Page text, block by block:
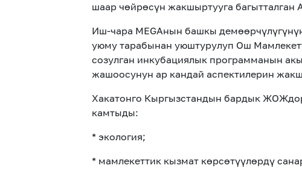
шаар чөйрөсүн жакшыртууга
Иш-чара MEGAнын башкы
уюму тарабынан уюштурулуп Ош
созулган инкубациялык программанын
жашоосунун ар кандай аспектилерин
Хакатонго Кыргызстандын бардык
камтыды:
* экология;
* мамлекеттик кызмат көрсөтүүлөрдү